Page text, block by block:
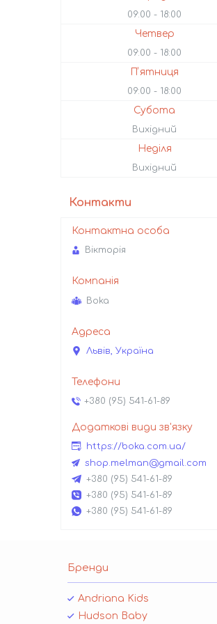
09:00 18:00
Четвер
09:00 18:00
Пʼятниця
09:00 18:00
Субота
Вихідний
Неділя
Вихідний
Контакти
Вікторія
Boka
Львів, Україна
+380 (95) 541-61-89
https://boka.com.ua/
shop.melman@gmail.com
+380 (95) 541-61-89
+380 (95) 541-61-89
+380 (95) 541-61-89
Бренди
Andriana Kids
Hudson Baby